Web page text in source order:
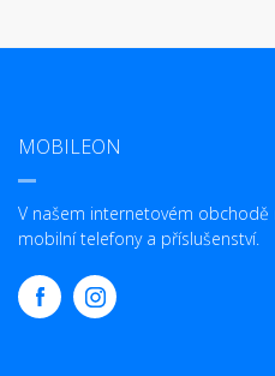
MOBILEON
V našem internetovém
mobilní telefony a příslušenství.